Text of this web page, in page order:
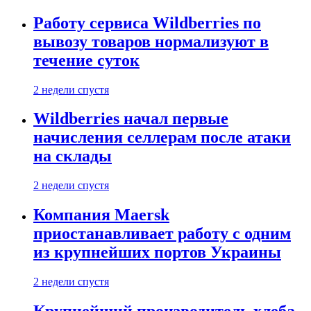
Работу сервиса Wildberries по
вывозу товаров нормализуют в
течение суток
2 недели спустя
Wildberries начал первые
начисления селлерам после атаки
на склады
2 недели спустя
Компания Maersk
приостанавливает работу с одним
из крупнейших портов Украины
2 недели спустя